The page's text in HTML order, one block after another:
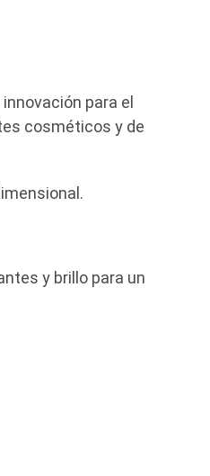
para el
cosméticos y de
y brillo para un